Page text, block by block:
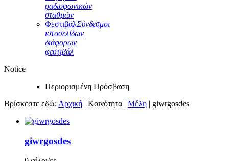
ραδιοφωνικών
σταθμών
ΦεστιβάλΣύνδεσμοι
ιστοσελίδων
διάφορων
φεστιβάλ
Notice
Περιορισμένη Πρόσβαση
Βρίσκεστε εδώ: Αρχική | Κοινότητα | Μέλη | giwrgosdes
giwrgosdes